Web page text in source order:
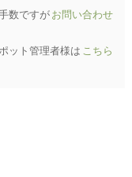
数ですが お問い合わせ
ット管理者様は こちら